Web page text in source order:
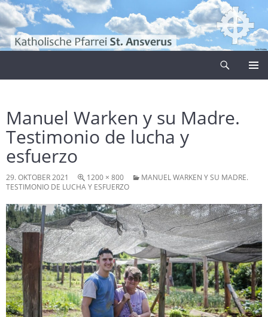
Zum
Inhalt
springen
Manuel Warken y su Madre.
Testimonio de lucha y
esfuerzo
29. OKTOBER 2021 1200 × 800
MANUEL WARKEN Y SU MADRE.
TESTIMONIO DE LUCHA Y ESFUERZO